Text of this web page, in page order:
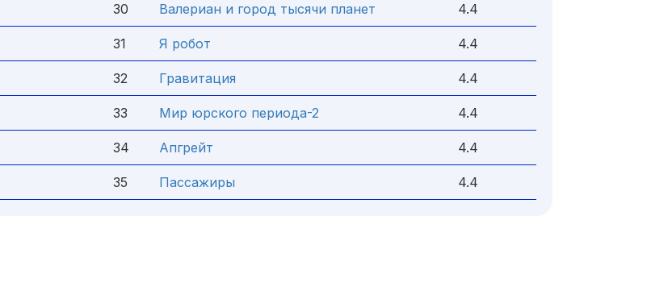
30 Валериан и город тысячи планет 4.4
31 Я робот 4.4
32 Гравитация 4.4
33 Мир юрского периода-2 4.4
34 Апгрейт 4.4
35 Пассажиры 4.4